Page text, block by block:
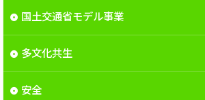
国土交通省モデル事業
多文化共生
安全